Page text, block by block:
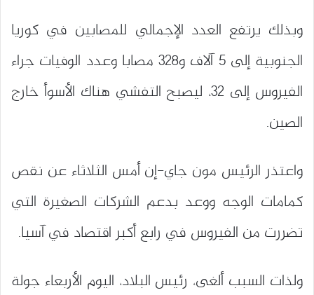
وبذلك يرتفع العدد الإجمالي للمصابين في كوريا
الجنوبية إلى 5 آلاف و328 مصابا وعدد الوفيات جراء
الفيروس إلى 32، ليصبح التفشي هناك الأسوأ خارج
الصين.
واعتذر الرئيس مون جاي-إن أمس الثلاثاء عن نقص
كمامات الوجه ووعد بدعم الشركات الصغيرة التي
تضررت من الفيروس في رابع أكبر اقتصاد في آسيا.
ولذات السبب ألغى، رئيس البلاد، اليوم الأربعاء جولة